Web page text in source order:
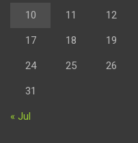
10 11 12
17 18 19
24 25 26
31
« Jul